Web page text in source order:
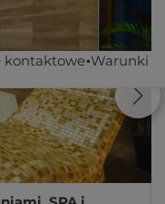
kontaktowe Warunki